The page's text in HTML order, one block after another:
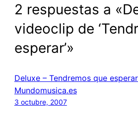
2 respuestas a
videoclip de
esperar’»
Deluxe – Tendremos que
Mundomusica.es
3 octubre, 2007